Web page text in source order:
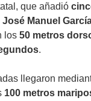
que añadió
José Manuel
los 50 metros
.
llegaron
100 metros